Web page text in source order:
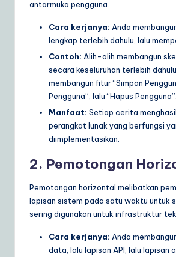
antarmuka pengguna.
Cara kerjanya: Anda
lengkap terlebih dahulu, lalu
Contoh: Alih-alih membangun
secara keseluruhan terlebih
membangun fitur “Simpan
Pengguna”, lalu “Hapus Pengguna”.
Manfaat: Setiap cerita
perangkat lunak yang berfungsi
diimplementasikan.
2. Pemotongan
Pemotongan horizontal melibatkan
lapisan sistem pada satu waktu untuk
sering digunakan untuk infrastruktur
Cara kerjanya: Anda
data, lalu lapisan API, lalu lapisan